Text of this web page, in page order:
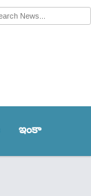
ఇంకా
×